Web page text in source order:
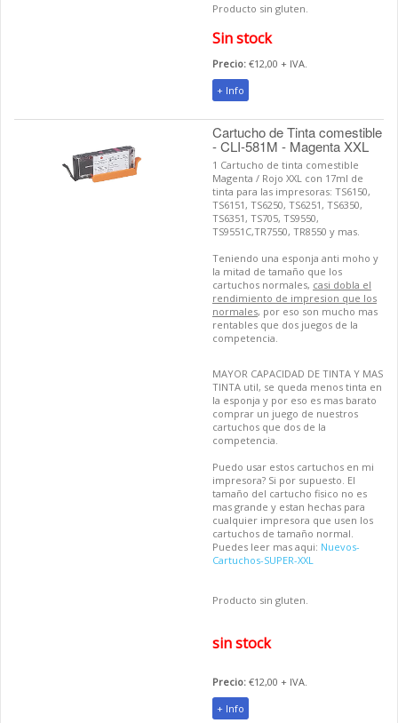
Producto sin gluten.
Sin stock
Precio: €12,00 + IVA.
+ Info
Cartucho de Tinta comestible
- CLI-581M - Magenta XXL
1 Cartucho de tinta comestible
Magenta / Rojo XXL con 17ml de
tinta para las impresoras: TS6150,
TS6151, TS6250, TS6251, TS6350,
TS6351, TS705, TS9550,
TS9551C,TR7550, TR8550 y mas.
Teniendo una esponja anti moho y
la mitad de tamaño que los
cartuchos normales, casi dobla el
rendimiento de impresion que los
normales, por eso son mucho mas
rentables que dos juegos de la
competencia.
MAYOR CAPACIDAD DE TINTA Y MAS
TINTA util, se queda menos tinta en
la esponja y por eso es mas barato
comprar un juego de nuestros
cartuchos que dos de la
competencia.
Puedo usar estos cartuchos en mi
impresora? Si por supuesto. El
tamaño del cartucho fisico no es
mas grande y estan hechas para
cualquier impresora que usen los
cartuchos de tamaño normal.
Puedes leer mas aqui: Nuevos-
Cartuchos-SUPER-XXL
Producto sin gluten.
sin stock
Precio: €12,00 + IVA.
+ Info